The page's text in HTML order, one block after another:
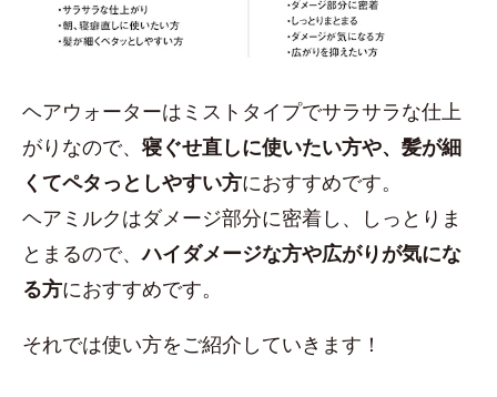
ヘアウォーターはミストタイプでサラサラな仕上
がりなので、寝ぐせ直しに使いたい方や、髪が細
くてペタっとしやすい方におすすめです。
ヘアミルクはダメージ部分に密着し、しっとりま
とまるので、ハイダメージな方や広がりが気にな
る方におすすめです。
それでは使い方をご紹介していきます！